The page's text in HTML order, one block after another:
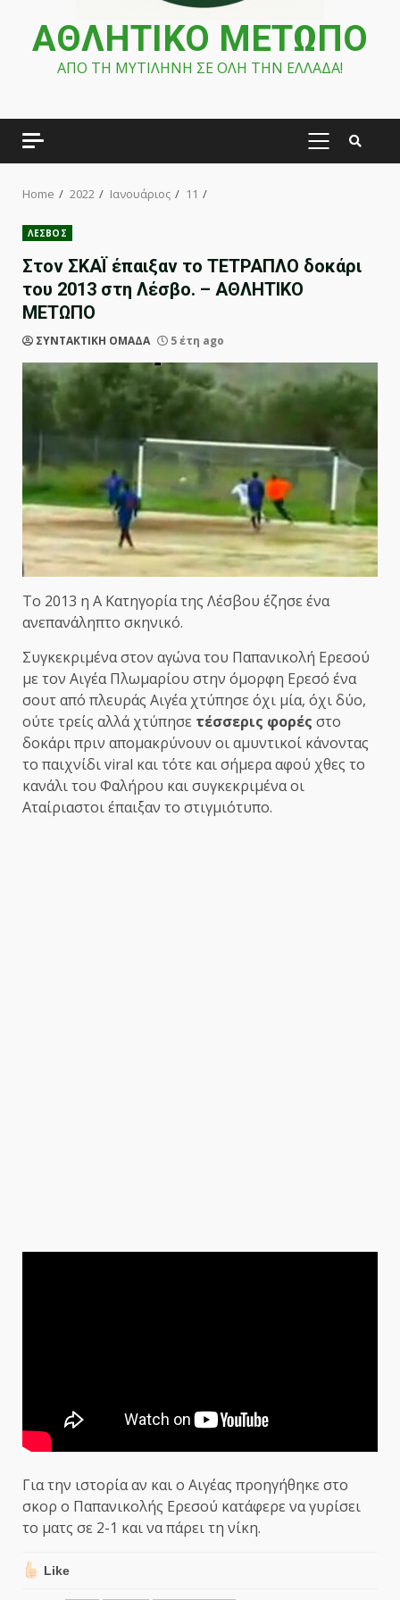
ΑΘΛΗΤΙΚΟ ΜΕΤΩΠΟ
ΑΠΟ ΤΗ ΜΥΤΙΛΗΝΗ ΣΕ ΟΛΗ ΤΗΝ ΕΛΛΑΔΑ!
PRIMARY
Home 2022 Ιανουάριος 11
ΛΕΣΒΟΣ
Στον ΣΚΑΪ έπαιξαν το ΤΕΤΡΑΠΛΟ δοκάρι
του 2013 στη Λέσβο. – ΑΘΛΗΤΙΚΟ
ΜΕΤΩΠΟ
ΣΥΝΤΑΚΤΙΚΗ ΟΜΑΔΑ 5 έτη ago
Το 2013 η Α Κατηγορία της Λέσβου έζησε ένα
ανεπανάληπτο σκηνικό.
Συγκεκριμένα στον αγώνα του Παπανικολή Ερεσού
με τον Αιγέα Πλωμαρίου στην όμορφη Ερεσό ένα
σουτ από πλευράς Αιγέα χτύπησε όχι μία, όχι δύο,
ούτε τρείς αλλά χτύπησε τέσσερις φορές στο
δοκάρι πριν απομακρύνουν οι αμυντικοί κάνοντας
το παιχνίδι viral και τότε και σήμερα αφού χθες το
κανάλι του Φαλήρου και συγκεκριμένα οι
Αταίριαστοι έπαιξαν το στιγμιότυπο.
Για την ιστορία αν και ο Αιγέας προηγήθηκε στο
σκορ ο Παπανικολής Ερεσού κατάφερε να γυρίσει
το ματς σε 2-1 και να πάρει τη νίκη.
Like